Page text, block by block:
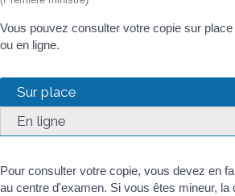
Vous pouvez consulter votre copie sur
ou en ligne.
Sur place
En ligne
Pour consulter votre copie, vous devez en
au centre d'examen. Si vous êtes mineur, la